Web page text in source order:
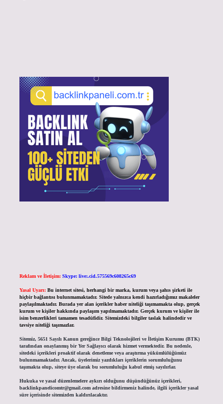
Reklam ve İletişim: Skype: live:.cid.575569c608265c69
Yasal Uyarı: Bu internet sitesi, herhangi bir marka, kurum veya şahıs şirketi ile
hiçbir bağlantısı bulunmamaktadır. Sitede yalnızca kendi hazırladığımız makaleler
paylaşılmaktadır. Burada yer alan içerikler haber niteliği taşımamakta olup, gerçek
kurum ve kişiler hakkında paylaşım yapılmamaktadır. Gerçek kurum ve kişiler ile
isim benzerlikleri tamamen tesadüfidir. Sitemizdeki bilgiler taslak halindedir ve
tavsiye niteliği taşımazlar.
Sitemiz, 5651 Sayılı Kanun gereğince Bilgi Teknolojileri ve İletişim Kurumu (BTK)
tarafından onaylanmış bir Yer Sağlayıcı olarak hizmet vermektedir. Bu nedenle,
sitedeki içerikleri proaktif olarak denetleme veya araştırma yükümlülüğümüz
bulunmamaktadır. Ancak, üyelerimiz yazdıkları içeriklerin sorumluluğunu
taşımakta olup, siteye üye olarak bu sorumluluğu kabul etmiş sayılırlar.
Hukuka ve yasal düzenlemelere aykırı olduğunu düşündüğünüz içerikleri,
backlinkpanelicomtr@gmail.comadresine bildirmeniz halinde, ilgili içerikler yasal
süre içerisinde sitemizden kaldırılacaktır.